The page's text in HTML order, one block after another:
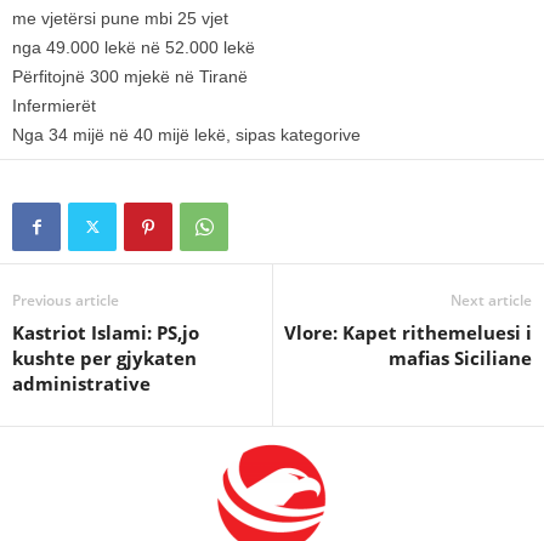
me vjetërsi pune mbi 25 vjet
nga 49.000 lekë në 52.000 lekë
Përfitojnë 300 mjekë në Tiranë
Infermierët
Nga 34 mijë në 40 mijë lekë, sipas kategorive
Previous article
Kastriot Islami: PS,jo
kushte per gjykaten
administrative
Next article
Vlore: Kapet rithemeluesi i
mafias Siciliane